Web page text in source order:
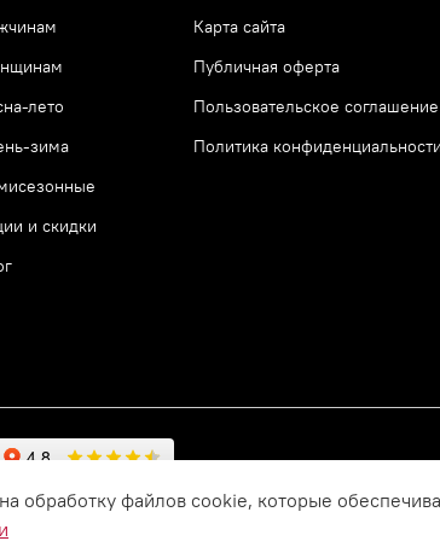
лето
зима
и скидки
Карта сайта
Публичная оферта
Пользовательское соглашение
Политика конфиденциальности
обработку файлов cookie, которые